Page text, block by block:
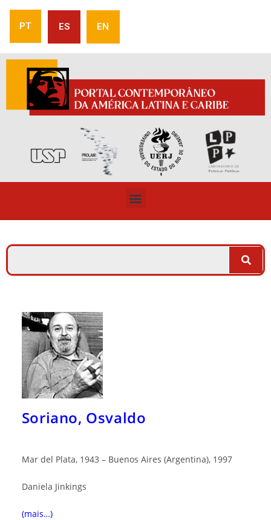
PT ES EN
Soriano, Osvaldo
Mar del Plata, 1943 – Buenos Aires (Argentina), 1997
Daniela Jinkings
(mais…)